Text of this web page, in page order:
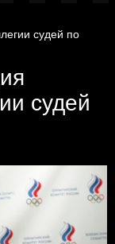
судей по
судей